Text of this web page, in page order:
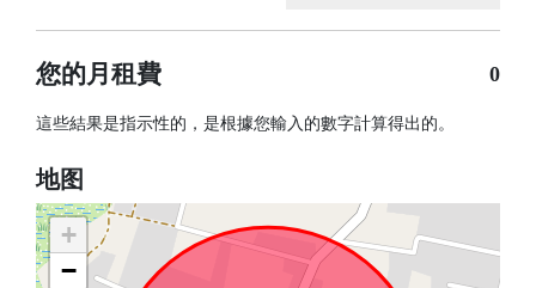
您的月租費 0
這些結果是指示性的，是根據您輸入的數字計算得出的。
地图
+
−